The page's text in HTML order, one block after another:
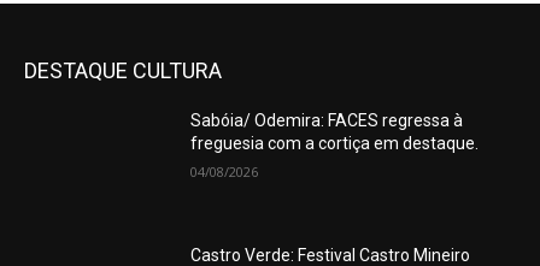
DESTAQUE CULTURA
Sabóia/ Odemira: FACES regressa à
freguesia com a cortiça em destaque.
04/08/2026
Castro Verde: Festival Castro Mineiro